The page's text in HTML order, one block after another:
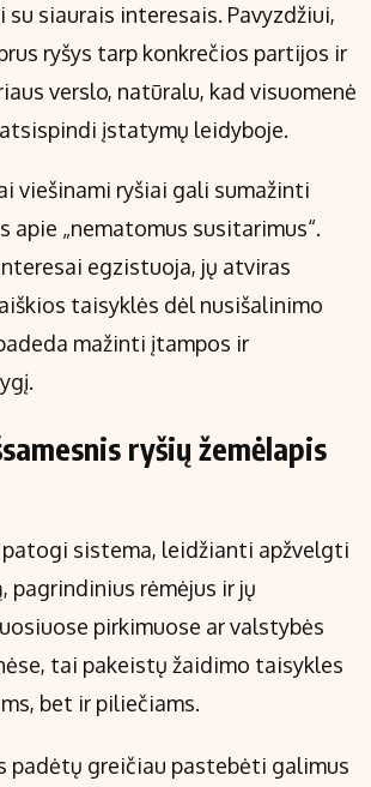
siaurais interesais. Pavyzdžiui,
ryšys tarp konkrečios partijos ir
verslo, natūralu, kad visuomenė
įstatymų leidyboje.
viešinami ryšiai gali sumažinti
apie „nematomus susitarimus“.
egzistuoja, jų atviras
taisyklės dėl nusišalinimo
mažinti įtampos ir
ryšių žemėlapis
patogi sistema, leidžianti apžvelgti
pagrindinius rėmėjus ir jų
pirkimuose ar valstybės
tai pakeistų žaidimo taisykles
bet ir piliečiams.
padėtų greičiau pastebėti galimus